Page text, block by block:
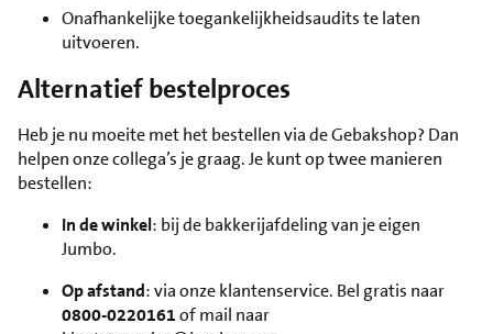
Onafhankelijke toegankelijkheidsaudits te laten
uitvoeren.
Alternatief bestelproces
Heb je nu moeite met het bestellen via de Gebakshop? Dan
helpen onze collega’s je graag. Je kunt op twee manieren
bestellen:
In de winkel: bij de bakkerijafdeling van je eigen
Jumbo.
Op afstand: via onze klantenservice. Bel gratis naar
0800-0220161of mail naar